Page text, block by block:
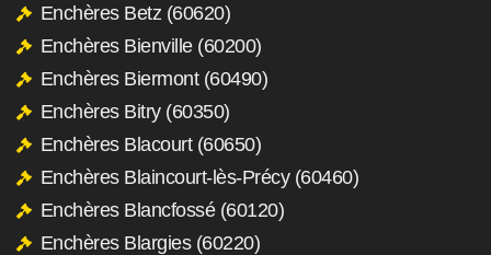
Enchères Betz (60620)
Enchères Bienville (60200)
Enchères Biermont (60490)
Enchères Bitry (60350)
Enchères Blacourt (60650)
Enchères Blaincourt-lès-Précy (60460)
Enchères Blancfossé (60120)
Enchères Blargies (60220)